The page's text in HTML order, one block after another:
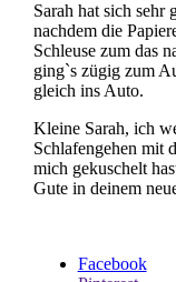
Sarah hat sich sehr
nachdem die
Schleuse zum das
ging`s zügig zum
gleich ins Auto.
Kleine Sarah, ich
Schlafengehen mit
mich gekuschelt
Gute in deinem
Share
Facebook